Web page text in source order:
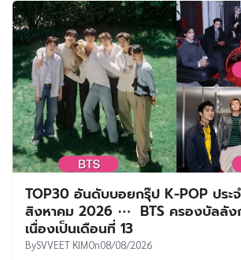
TOP30 อันดับบอยกรุ๊ป K-POP ประ
สิงหาคม 2026 ⋯ BTS ครองบัลลัง
เนื่องเป็นเดือนที่ 13
BySVVEET KIMOn08/08/2026